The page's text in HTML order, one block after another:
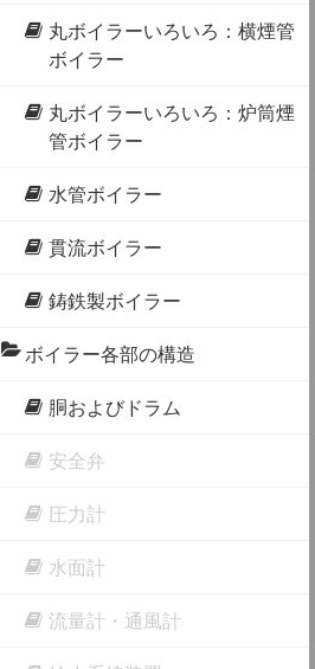
丸ボイラーいろいろ：横煙管
ボイラー
丸ボイラーいろいろ：炉筒煙
管ボイラー
水管ボイラー
貫流ボイラー
鋳鉄製ボイラー
ボイラー各部の構造
胴およびドラム
安全弁
圧力計
水面計
流量計・通風計